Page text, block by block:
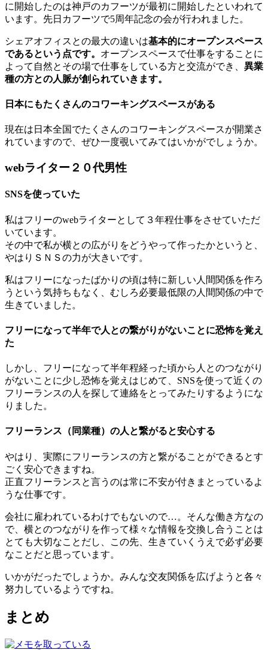
に開始したのは神戸のカフーツが最初に開始したといわれて
います。先日カフーツで5周年記念の会が行われました。
シェアオフィスとの最大の違いは基本的にオープンスペース
であるという点です。 オープンスペースで仕事をすることに
よって自然とその場で仕事をしている方と交流ができ、 異業
種の方との人脈が創られていきます。
日本にもたくさんのコワーキングスペースがある
現在は日本全国でたくさんのコワーキングスペースが開業さ
れていますので、ぜひ一度覗いてみてはいかがでしょうか。
webライター２０代男性
SNSを使っていた
私はフリーのwebライターとして３年程仕事をさせていただ
いています。
その中で私が横との広がりをどうやって作ったかというと、
やはりＳＮＳの力が大きいです。
私はフリーになったばかりの頃は特に新しい人間関係を作ろ
うという気持ちもなく、むしろ必要最低限の人間関係の中で
生きていました。
フリーになって半年で人との繋がりがないことに恐怖を覚え
た
しかし、フリーになって半年程経った頃から人とのつながり
がないことに少し恐怖を覚えはじめて、SNSを使って近くの
フリーランスの人を探して連絡をとってみたりするようにな
りました。
フリーランス（同業種）の人と繋がると安心する
やはり、実際にフリーランスの方と繋がることができるとす
ごく安心できますね。
正直フリーランスと言うのは常に不安が付きまとっているよ
うな仕事です。
会社に雇われているわけでもないので…。そんな働き方なの
で、横とのつながりを作って様々な情報を交換し合うことは
とても大切なことだし、この先、生きていくうえで必ず必要
なことだと思っています。
いかがだったでしょうか。みんな交友関係を広げようと各々
努力しているようですね。
まとめ